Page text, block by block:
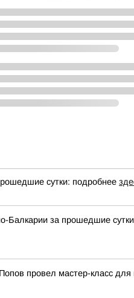
сутки: подробнее
Балкарии за прошедшие
провел мастер-класс